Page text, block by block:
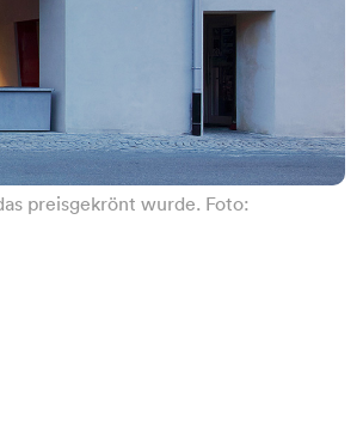
preisgekrönt wurde. Foto: